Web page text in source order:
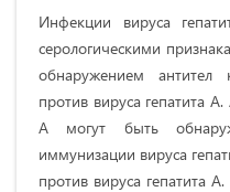
Инфекции вируса
серологическими
обнаружением
против вируса гепатита
А могут быть
иммунизации вируса
против вируса гепатита